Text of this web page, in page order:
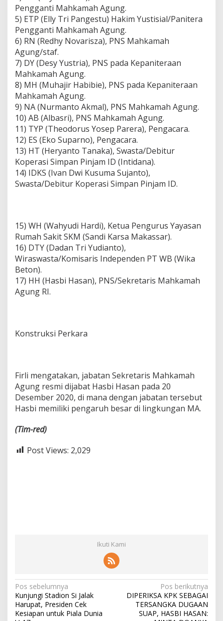
Pengganti Mahkamah Agung.
5) ETP (Elly Tri Pangestu) Hakim Yustisial/Panitera
Pengganti Mahkamah Agung.
6) RN (Redhy Novarisza), PNS Mahkamah
Agung/staf.
7) DY (Desy Yustria), PNS pada Kepaniteraan
Mahkamah Agung.
8) MH (Muhajir Habibie), PNS pada Kepaniteraan
Mahkamah Agung.
9) NA (Nurmanto Akmal), PNS Mahkamah Agung.
10) AB (Albasri), PNS Mahkamah Agung.
11) TYP (Theodorus Yosep Parera), Pengacara.
12) ES (Eko Suparno), Pengacara.
13) HT (Heryanto Tanaka), Swasta/Debitur
Koperasi Simpan Pinjam ID (Intidana).
14) IDKS (Ivan Dwi Kusuma Sujanto),
Swasta/Debitur Koperasi Simpan Pinjam ID.
15) WH (Wahyudi Hardi), Ketua Pengurus Yayasan
Rumah Sakit SKM (Sandi Karsa Makassar).
16) DTY (Dadan Tri Yudianto),
Wiraswasta/Komisaris Independen PT WB (Wika
Beton).
17) HH (Hasbi Hasan), PNS/Sekretaris Mahkamah
Agung RI.
Konstruksi Perkara
Firli mengatakan, jabatan Sekretaris Mahkamah
Agung resmi dijabat Hasbi Hasan pada 20
Desember 2020, di mana dengan jabatan tersebut
Hasbi memiliki pengaruh besar di lingkungan MA.
(Tim-red)
Post Views: 2,029
Ikuti Kami
N
a
v
Pos sebelumnya
Kunjungi Stadion Si Jalak
Harupat, Presiden Cek
Kesiapan untuk Piala Dunia
Pos berikutnya
DIPERIKSA KPK SEBAGAI
TERSANGKA DUGAAN
SUAP, HASBI HASAN: